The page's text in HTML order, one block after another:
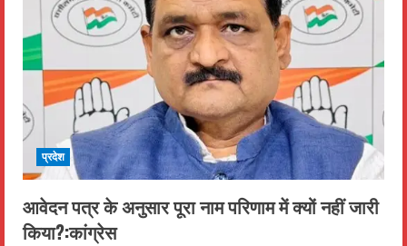
i
n
g
प्रदेश
आवेदन पत्र के अनुसार पूरा नाम परिणाम में क्यों नहीं जारी
किया?:कांग्रेस